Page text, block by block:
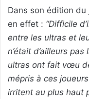
Dans son édition
en effet : “Difficile
entre les ultras et
n’était d’ailleurs
ultras ont fait vœu
mépris à ces
irritent au plus haut